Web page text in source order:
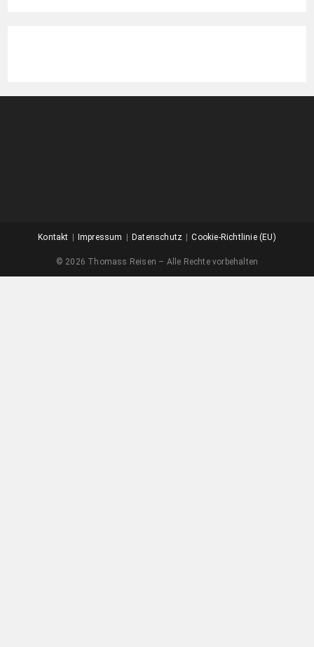
Kontakt Impressum Datenschutz Cookie-Richtlinie (EU)
© 2026 Thomass Reisen – Alle Rechte vorbehalten